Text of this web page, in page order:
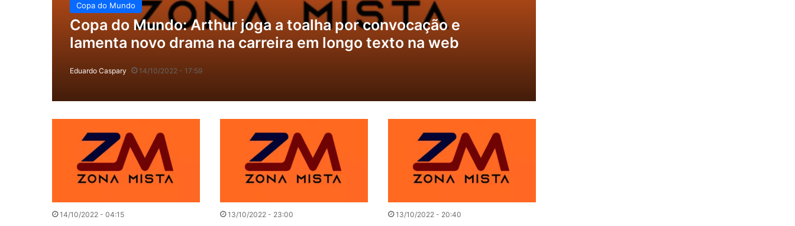
Copa do Mundo
Copa do Mundo: Arthur joga a toalha por convocação e
lamenta novo drama na carreira em longo texto na web
Eduardo Caspary 14/10/2022 - 17:59
14/10/2022 - 04:15 13/10/2022 - 23:00 13/10/2022 - 20:40